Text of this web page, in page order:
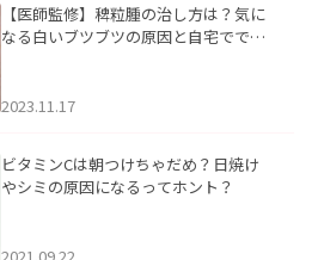
【医師監修】稗粒腫の治し方は？気に
なる白いブツブツの原因と自宅ででき
2023.11.17
ビタミンCは朝つけちゃだめ？日焼け
やシミの原因になるってホント？